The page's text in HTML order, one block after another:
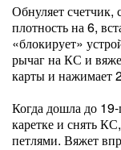
Обнуляет счетчик,
плотность на 6,
«блокирует»
рычаг на КС и
карты и нажимает
Когда дошла до
каретке и снять
петлями. Вяжет